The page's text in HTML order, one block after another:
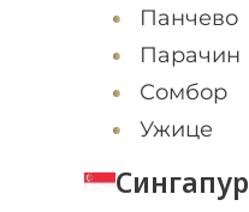
Панчево
Парачин
Сомбор
Ужице
Сингапур